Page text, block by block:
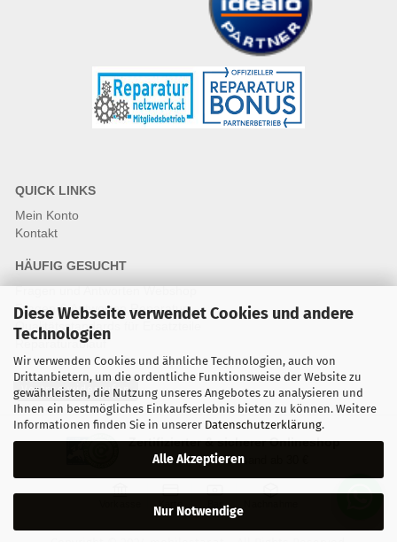
Diese Webseite verwendet Cookies und andere
Technologien
Wir verwenden Cookies und ähnliche Technologien, auch von
Drittanbietern, um die ordentliche Funktionsweise der Website zu
gewährleisten, die Nutzung unseres Angebotes zu analysieren und
Ihnen ein bestmögliches Einkaufserlebnis bieten zu können. Weitere
Informationen finden Sie in unserer Datenschutzerklärung.
Alle Akzeptieren
Nur Notwendige
QUICK LINKS
Mein Konto
Kontakt
HÄUFIG GESUCHT
Fragen und Antworten Webshop
Fragen & Antworten Reparatur
Qualitätsstandards für Ersatzteile
Reparaturablauf
Vertrag widerrufen
Zertifizierter & sicherer Onlineshop
Kostenloser Versand ab 30 €